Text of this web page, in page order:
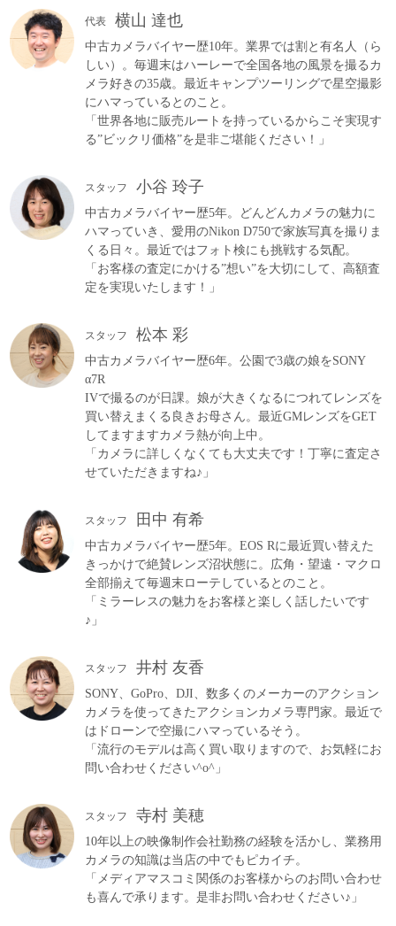
代表 横山 達也
中古カメラバイヤー歴10年。業界では割と有名人（ら
しい）。毎週末はハーレーで全国各地の風景を撮るカ
メラ好きの35歳。最近キャンプツーリングで星空撮影
にハマっているとのこと。
「世界各地に販売ルートを持っているからこそ実現す
る”ビックリ価格”を是非ご堪能ください！」
スタッフ 小谷 玲子
中古カメラバイヤー歴5年。どんどんカメラの魅力に
ハマっていき、愛用のNikon D750で家族写真を撮りま
くる日々。最近ではフォト検にも挑戦する気配。
「お客様の査定にかける”想い”を大切にして、高額査
定を実現いたします！」
スタッフ 松本 彩
中古カメラバイヤー歴6年。公園で3歳の娘をSONY
α7R
IVで撮るのが日課。娘が大きくなるにつれてレンズを
買い替えまくる良きお母さん。最近GMレンズをGET
してますますカメラ熱が向上中。
「カメラに詳しくなくても大丈夫です！丁寧に査定さ
せていただきますね♪」
スタッフ 田中 有希
中古カメラバイヤー歴5年。EOS Rに最近買い替えた
きっかけで絶賛レンズ沼状態に。広角・望遠・マクロ
全部揃えて毎週末ローテしているとのこと。
「ミラーレスの魅力をお客様と楽しく話したいです
♪」
スタッフ 井村 友香
SONY、GoPro、DJI、数多くのメーカーのアクション
カメラを使ってきたアクションカメラ専門家。最近で
はドローンで空撮にハマっているそう。
「流行のモデルは高く買い取りますので、お気軽にお
問い合わせください^o^」
スタッフ 寺村 美穂
10年以上の映像制作会社勤務の経験を活かし、業務用
カメラの知識は当店の中でもピカイチ。
「メディアマスコミ関係のお客様からのお問い合わせ
も喜んで承ります。是非お問い合わせください♪」